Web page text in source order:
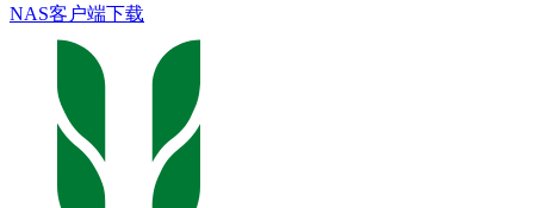
NAS客户端下载